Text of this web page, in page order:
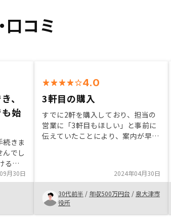
口コミ
、
始
続きま
でし
る時
の制
ったで
い
産投
月30日
4.0
3軒目の購入
すでに2軒を購入しており、担当の
営業に「3軒目もほしい」と事前に
伝えていたことにより、案内が早く
すぐ回答がくるので安心です。 イ
レギュラーな対応もしていただいて
るのか、少しバタバタしました。
2024年04月30日
30代前半 / 年収500万円台 / 泉大津市
役所